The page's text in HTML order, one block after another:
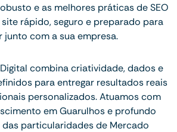
e as melhores práticas de SEO
rápido, seguro e preparado para
junto com a sua empresa.
combina criatividade, dados e
para entregar resultados reais
personalizados. Atuamos com
em Guarulhos e profundo
particularidades de Mercado